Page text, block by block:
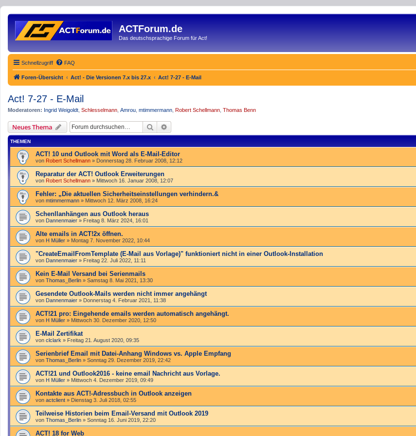
ACTForum.de
Das deutschsprachige Forum für Act!
Schnellzugriff FAQ
Foren-Übersicht Act! - Die Versionen 7.x bis 27.x Act! 7-27 - E-Mail
Act! 7-27 - E-Mail
Moderatoren: Ingrid Weigoldt Schlesselmann Amrou mtimmermann Robert Schellmann Thomas Benn
Neues Thema Suche
THEMEN
ACT! 10 und Outlook mit Word als E-Mail-Editor
von Robert Schellmann » Donnerstag 28. Februar 2008, 12:12
Reparatur der ACT! Outlook Erweiterungen
von Robert Schellmann » Mittwoch 16. Januar 2008, 12:07
Fehler: „Die aktuellen Sicherheitseinstellungen verhindern.&
von mtimmermann » Mittwoch 12. März 2008, 16:24
Schenllanhängen aus Outlook heraus
von Dannenmaier » Freitag 8. März 2024, 16:01
Alte emails in ACT!2x öffnen.
von H Müller » Montag 7. November 2022, 10:44
"Create­Email­From­Template (E-Mail aus Vorlage)" funktioniert nicht in einer Outlook-Installation
von Dannenmaier » Freitag 22. Juli 2022, 11:11
Kein E-Mail Versand bei Serienmails
von Thomas_Berlin » Samstag 8. Mai 2021, 13:30
Gesendete Outlook-Mails werden nicht immer angehängt
von Dannenmaier » Donnerstag 4. Februar 2021, 11:38
ACT!21 pro: Eingehende emails werden automatisch angehängt.
von H Müller » Mittwoch 30. Dezember 2020, 12:50
E-Mail Zertifikat
von clclark » Freitag 21. August 2020, 09:35
Serienbrief Email mit Datei-Anhang Windows vs. Apple Empfang
von Thomas_Berlin » Sonntag 29. Dezember 2019, 22:42
ACT!21 und Outlook2016 - keine email Nachricht aus Vorlage.
von H Müller » Mittwoch 4. Dezember 2019, 09:49
Kontakte aus ACT!-Adressbuch in Outlook anzeigen
von actclient » Dienstag 3. Juli 2018, 02:55
Teilweise Historien beim Email-Versand mit Outlook 2019
von Thomas_Berlin » Sonntag 16. Juni 2019, 22:20
ACT! 18 for Web